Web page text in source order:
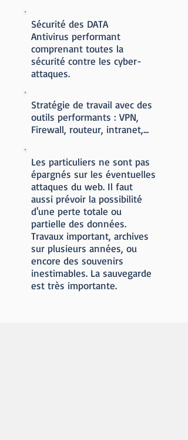
Sécurité des DATA
Antivirus performant
comprenant toutes la
sécurité contre les cyber-
attaques.
Stratégie de travail avec des
outils performants : VPN,
Firewall, routeur, intranet,...
Les particuliers ne sont pas
épargnés sur les éventuelles
attaques du web. Il faut
aussi prévoir la possibilité
d'une perte totale ou
partielle des données.
Travaux important, archives
sur plusieurs années, ou
encore des souvenirs
inestimables. La sauvegarde
est très importante.